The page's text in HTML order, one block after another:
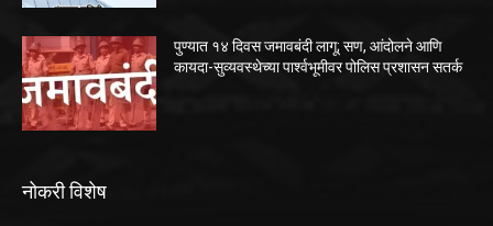
पुण्यात १४ दिवस जमावबंदी लागू; सण, आंदोलने आणि
कायदा-सुव्यवस्थेच्या पार्श्वभूमीवर पोलिस प्रशासन सतर्क
नोकरी विशेष